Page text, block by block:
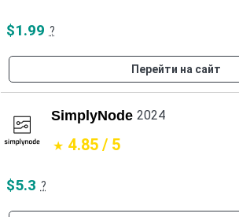
$1.99 ?
Перейти на сайт
SimplyNode 2024
4.85 / 5
$5.3 ?